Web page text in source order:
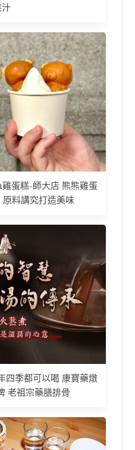
汁
蛋糕-師大店 熊熊雞蛋
料講究打造美味
四季都可以喝 康寶藥燉
老祖宗藥膳排骨